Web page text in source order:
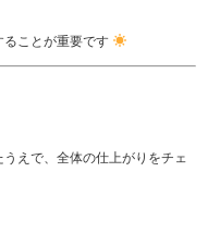
ることが重要です
えで、全体の仕上がりをチェ